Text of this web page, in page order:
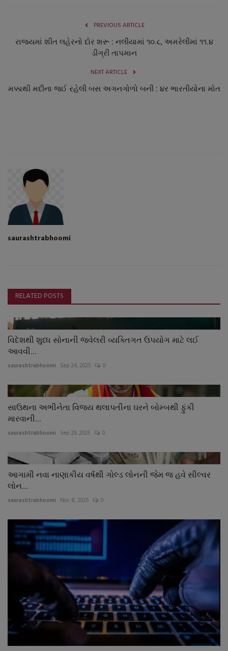
PREVIOUS ARTICLE
રાજયમાં શીત લહેરનો દોર શરૂ : નલીયામાં ૧૦.૮, અમરેલીમાં ૧૧.૪
ડીગ્રી તાપમાન
NEXT ARTICLE
મક્કાથી મદીના જઈ રહેલી બસ અગનગોળો બની : ૪ર ભારતીયોના મોત
saurashtrabhoomi
RELATED POSTS
વિદેશથી શુધ્ધ સોનાની જ્વેલરી વ્યક્તિગત ઉપયોગ માટે લઈ
આવવી...
saurashtrabhoomi Sep 24, 2025 0
સાઉથના અભીનેતા વિજય થલાપતીના ઘરને બોમ્બથી ફુંકી
મારવાની...
saurashtrabhoomi Sep 29, 2025 0
આગામી નવા નાણાકીય વર્ષથી ગોલ્ડ લોનની જેમ જ હવે સીલ્વર
લોન...
saurashtrabhoomi Nov 8, 2025 0